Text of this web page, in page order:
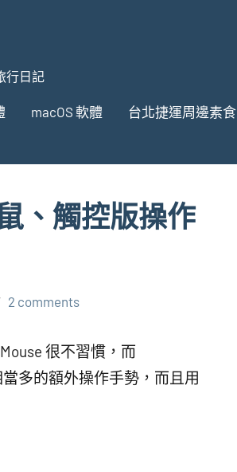
行日記
macOS 軟體 台北捷運周邊素食
、觸控版操作
2 comments
很不習慣，而
多的額外操作手勢，而且用